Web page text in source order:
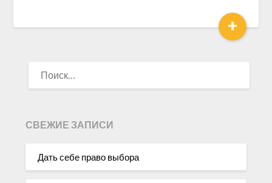
+
СВЕЖИЕ ЗАПИСИ
Дать себе право выбора